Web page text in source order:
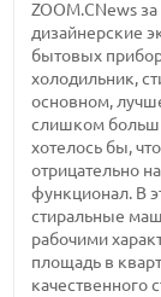
ZOOM.CNews
дизайнерские
бытовых
холодильник,
основном,
слишком
хотелось бы,
отрицательно
функционал. В
стиральные
рабочими
площадь в
качественного